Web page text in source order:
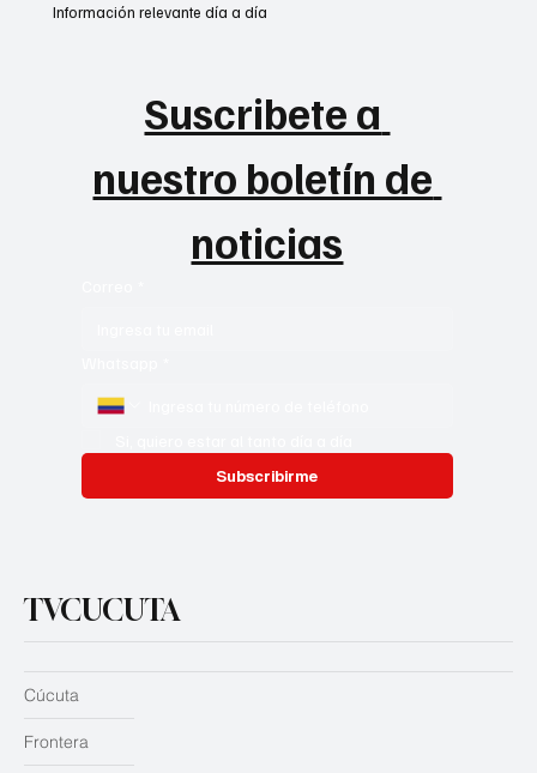
Suscribete a
nuestro boletín de
noticias
Subscribirme
Información relevante día a día
TVCUCUTA
Cúcuta
Frontera